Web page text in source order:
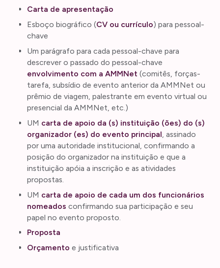
Carta de apresentação
Esboço biográfico (CV ou currículo) para pessoal-
chave
Um parágrafo para cada pessoal-chave para
descrever o passado do pessoal-chave
envolvimento com a AMMNet (comitês, forças-
tarefa, subsídio de evento anterior da AMMNet ou
prêmio de viagem, palestrante em evento virtual ou
presencial da AMMNet, etc.)
UM carta de apoio da (s) instituição (ões) do (s)
organizador (es) do evento principal , assinado
por uma autoridade institucional, confirmando a
posição do organizador na instituição e que a
instituição apóia a inscrição e as atividades
propostas.
UM carta de apoio de cada um dos funcionários
nomeados confirmando sua participação e seu
papel no evento proposto.
Proposta
Orçamento e justificativa